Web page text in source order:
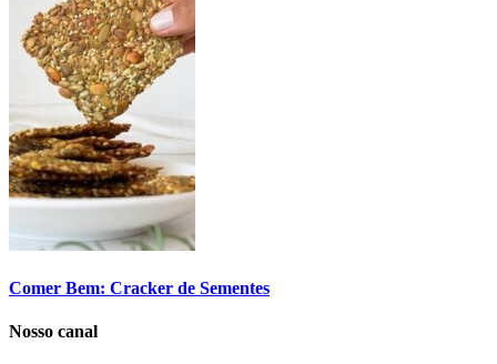
Comer Bem: Cracker de Sementes
Nosso canal